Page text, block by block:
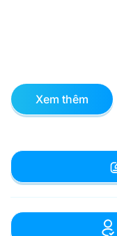
Xem thêm